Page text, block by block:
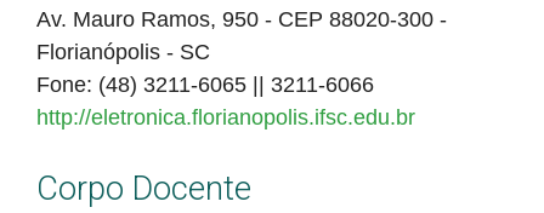
Av. Mauro Ramos, 950 - CEP 88020-300 -
Florianópolis - SC
Fone: (48) 3211-6065 || 3211-6066
http://eletronica.florianopolis.ifsc.edu.br
Corpo Docente